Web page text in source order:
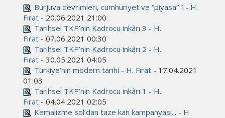
Burjuva devrimleri, cumhuriyet ve “piyasa” 1- H.
Fırat - 20.06.2021 21:00
Tarihsel TKP’nin Kadrocu inkârı 3 - H.
Fırat - 07.06.2021 00:30
Tarihsel TKP’nin Kadrocu inkârı 2 - H.
Fırat - 30.05.2021 04:05
Türkiye’nin modern tarihi - H. Fırat - 17.04.2021
01:03
Tarihsel TKP’nin Kadrocu inkârı 1 - H.
Fırat - 04.04.2021 02:05
Kemalizme sol’dan taze kan kampanyası... - H.